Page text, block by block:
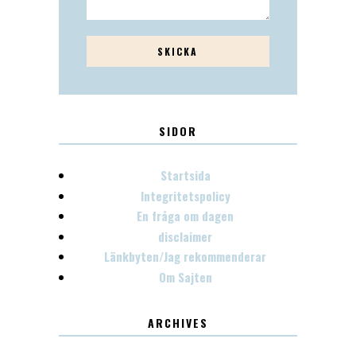
SIDOR
Startsida
Integritetspolicy
En fråga om dagen
disclaimer
Länkbyten/Jag rekommenderar
Om Sajten
ARCHIVES